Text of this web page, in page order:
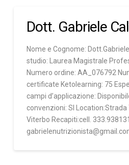
Dott. Gabriele
Nome e Cognome:
studio: Laurea Magistrale
Numero ordine: AA_076792
certificate Ketolearning: 75
campi d’applicazione:
convenzioni: SI Location:Strada
Viterbo Recapiti:cell.